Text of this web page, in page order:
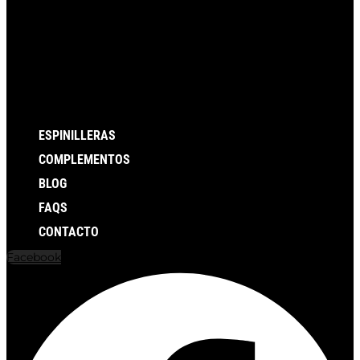
ESPINILLERAS
COMPLEMENTOS
BLOG
FAQS
CONTACTO
Facebook